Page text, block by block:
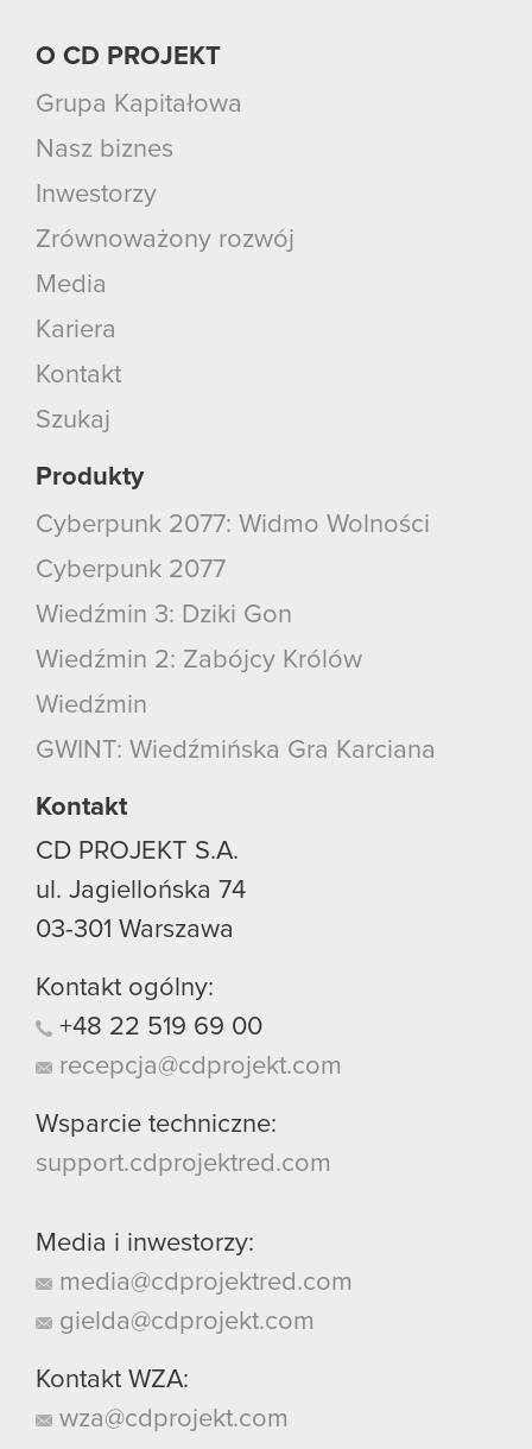
O CD PROJEKT
Grupa Kapitałowa
Nasz biznes
Inwestorzy
Zrównoważony rozwój
Media
Kariera
Kontakt
Szukaj
Produkty
Cyberpunk 2077: Widmo Wolności
Cyberpunk 2077
Wiedźmin 3: Dziki Gon
Wiedźmin 2: Zabójcy Królów
Wiedźmin
GWINT: Wiedźmińska Gra Karciana
Kontakt
CD PROJEKT S.A.
ul. Jagiellońska 74
03-301 Warszawa
Kontakt ogólny:
+48 22 519 69 00
recepcja@cdprojekt.com
Wsparcie techniczne:
support.cdprojektred.com
Media i inwestorzy:
media@cdprojektred.com
gielda@cdprojekt.com
Kontakt WZA:
wza@cdprojekt.com